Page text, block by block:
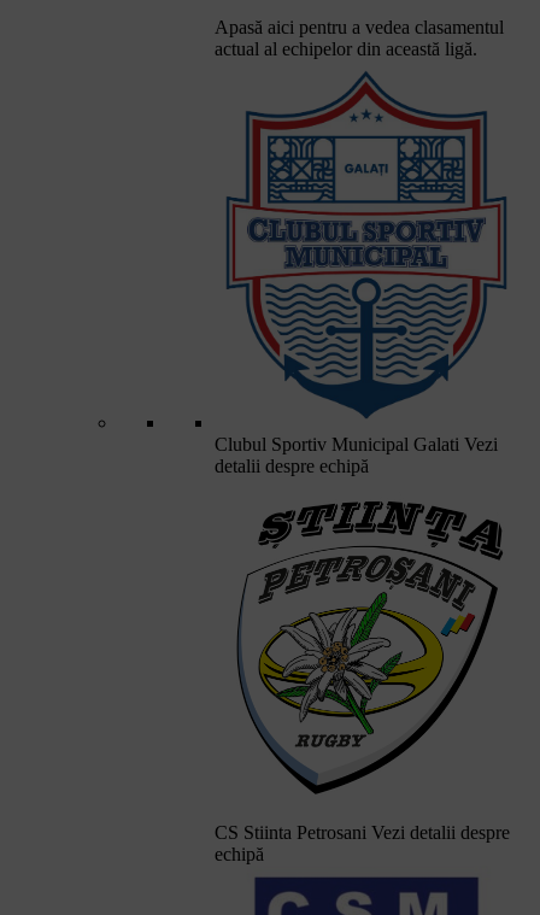
Apasă aici pentru a vedea clasamentul
actual al echipelor din această ligă.
Clubul Sportiv Municipal Galati Vezi
detalii despre echipă
CS Stiinta Petrosani Vezi detalii despre
echipă